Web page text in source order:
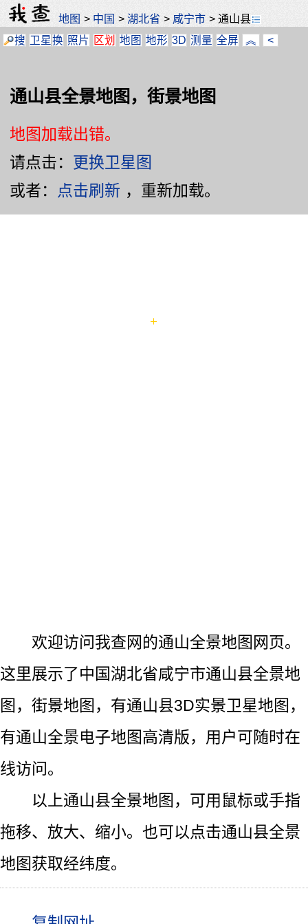
地图 > 中国 >湖北省 > 咸宁市 >通山县
搜 卫星换 照片 区划 地图 地形 3D 测量 全屏 ︽ <
通山县全景地图，街景地图
地图加载出错。
请点击： 更换卫星图
或者： 点击刷新 ，重新加载。
欢迎访问我查网的通山全景地图网页。
这里展示了中国湖北省咸宁市通山县全景地
图，街景地图，有通山县3D实景卫星地图，
有通山全景电子地图高清版，用户可随时在
线访问。
以上通山县全景地图，可用鼠标或手指
拖移、放大、缩小。也可以点击通山县全景
地图获取经纬度。